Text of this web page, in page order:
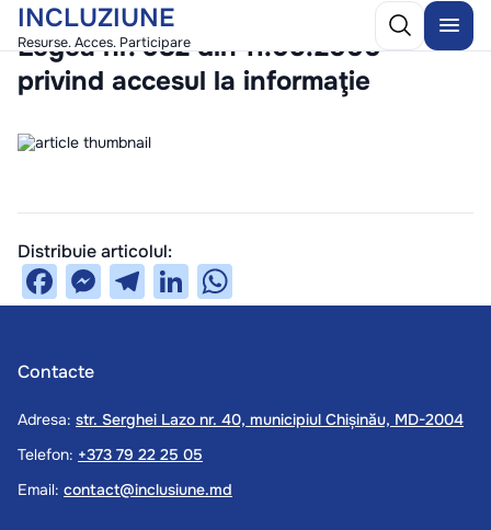
INCLUZIUNE
Resurse. Acces. Participare
/ 25 November 2025
Legea nr. 982 din 11.05.2000
privind accesul la informaţie
Distribuie articolul:
Facebook
Messenger
Telegram
LinkedIn
Contacte
Adresa: str. Serghei Lazo nr. 40, municipiul Chișinău, MD-2004
Telefon: +373 79 22 25 05
Email: contact@inclusiune.md